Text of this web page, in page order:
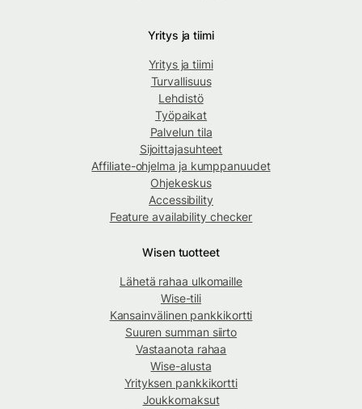
Yritys ja tiimi
Yritys ja tiimi
Turvallisuus
Lehdistö
Työpaikat
Palvelun tila
Sijoittajasuhteet
Affiliate-ohjelma ja kumppanuudet
Ohjekeskus
Accessibility
Feature availability checker
Wisen tuotteet
Lähetä rahaa ulkomaille
Wise-tili
Kansainvälinen pankkikortti
Suuren summan siirto
Vastaanota rahaa
Wise-alusta
Yrityksen pankkikortti
Joukkomaksut